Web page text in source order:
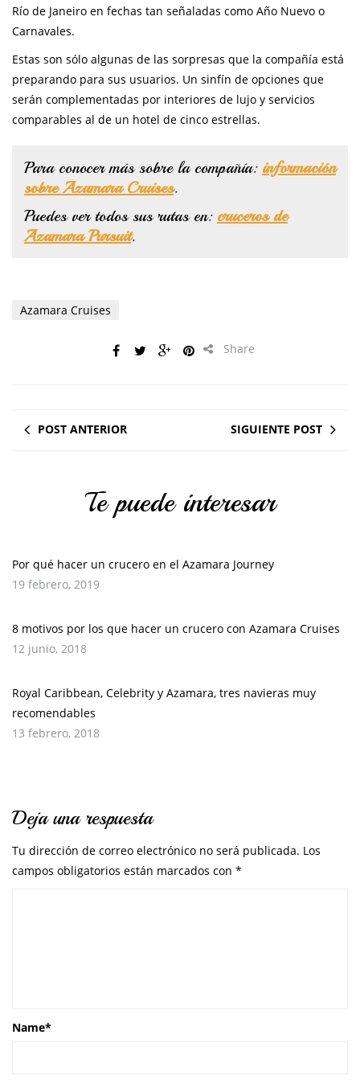
Río de Janeiro en fechas tan señaladas como Año Nuevo o
Carnavales.
Estas son sólo algunas de las sorpresas que la compañía está
preparando para sus usuarios. Un sinfín de opciones que
serán complementadas por interiores de lujo y servicios
comparables al de un hotel de cinco estrellas.
Para conocer más sobre la compañía: información
sobre Azamara Cruises.
Puedes ver todos sus rutas en: cruceros de
Azamara Pursuit.
Azamara Cruises
Share
POST ANTERIOR SIGUIENTE POST
Te puede interesar
Por qué hacer un crucero en el Azamara Journey
19 febrero, 2019
8 motivos por los que hacer un crucero con Azamara Cruises
12 junio, 2018
Royal Caribbean, Celebrity y Azamara, tres navieras muy
recomendables
13 febrero, 2018
Deja una respuesta
Tu dirección de correo electrónico no será publicada. Los
campos obligatorios están marcados con *
Name*